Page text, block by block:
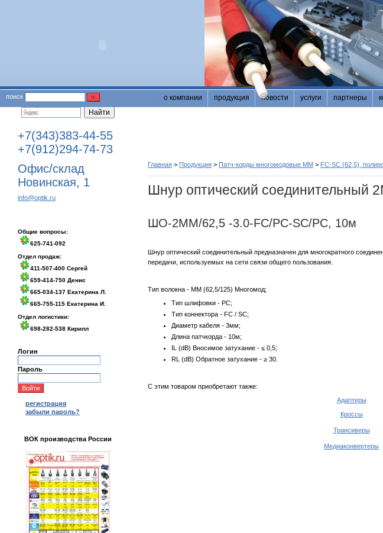
поиск о компании продукция новости услуги партнеры
+7(343)383-44-55
+7(912)294-74-73
Офис/склад
Новинская, 1
info@optik.ru
Общие вопросы:
625-741-092
Отдел продаж:
411-507-400 Сергей
659-414-750 Денис
665-034-137 Екатерина Л.
665-755-115 Екатерина И.
Отдел логистики:
698-282-538 Кирилл
Логин
Пароль
регистрация
забыли пароль?
ВОК производства России
Главная > Продукция > Патч-корды многомодовые MM > FC-SC (62,5),
Шнур оптический соединительный
ШО-2MM/62,5 -3.0-FC/PC-SC/PC, 10м
Шнур оптический соединительный предназначен для многократного
передачи, используемых на сети связи общего пользования.
Тип волокна - MM (62,5/125) Многомод;
Тип шлифовки - PC;
Тип коннектора - FC / SC;
Диаметр кабеля - 3мм;
Длина патчкорда - 10м;
IL (dB) Вносимое затухание - ≤ 0,5;
RL (dB) Обратное затухание - ≥ 30.
С этим товаром приобретают также:
Адаптеры
Кроссы
Трансиверы
Медиаконвертеры